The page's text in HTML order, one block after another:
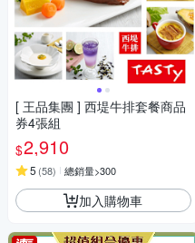
[ 王品集團 ] 西堤牛排套餐商品
券4張組
$2,910
5 (58) 總銷量>300
加入購物車